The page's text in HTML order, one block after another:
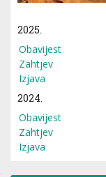
2025.
Obavijest
Zahtjev
Izjava
2024.
Obavijest
Zahtjev
Izjava